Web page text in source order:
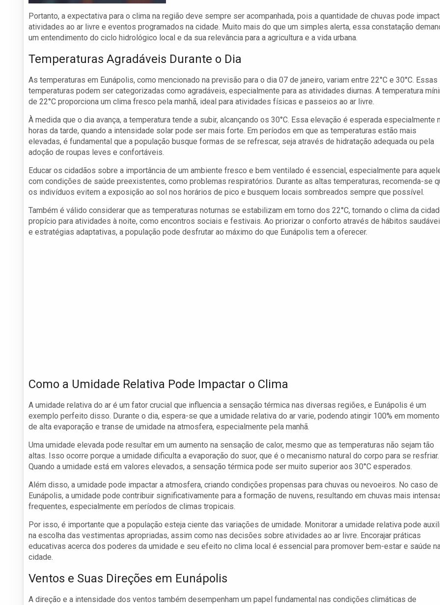
Portanto, a expectativa para o clima na região deve sempre ser acompanhada, pois a quantidade de chuvas pode
atividades ao ar livre e eventos programados na cidade. Muito mais do que um simples alerta, essa constatação
um entendimento do ciclo hidrológico local e da sua relevância para a agricultura e a vida urbana.
Temperaturas Agradáveis Durante o Dia
As temperaturas em Eunápolis, como mencionado na previsão para o dia 07 de janeiro, variam entre 22°C e 30°C. Essas
temperaturas podem ser categorizadas como agradáveis, especialmente para as atividades diurnas. A temperatura
de 22°C proporciona um clima fresco pela manhã, ideal para atividades físicas e passeios ao ar livre.
À medida que o dia avança, a temperatura tende a subir, alcançando os 30°C. Essa elevação é esperada especialmente
horas da tarde, quando a intensidade solar pode ser mais forte. Em períodos em que as temperaturas estão mais
elevadas, é fundamental que a população busque formas de se refrescar, seja através de hidratação adequada ou pela
adoção de roupas leves e confortáveis.
Educar os cidadãos sobre a importância de um ambiente fresco e bem ventilado é essencial, especialmente para
com condições de saúde preexistentes, como problemas respiratórios. Durante as altas temperaturas, recomenda-se
os indivíduos evitem a exposição ao sol nos horários de pico e busquem locais sombreados sempre que possível.
Também é válido considerar que as temperaturas noturnas se estabilizam em torno dos 22°C, tornando o clima da
propício para atividades à noite, como encontros sociais e festivais. Ao priorizar o conforto através de hábitos
e estratégias adaptativas, a população pode desfrutar ao máximo do que Eunápolis tem a oferecer.
Como a Umidade Relativa Pode Impactar o Clima
A umidade relativa do ar é um fator crucial que influencia a sensação térmica nas diversas regiões, e Eunápolis é um
exemplo perfeito disso. Durante o dia, espera-se que a umidade relativa do ar varie, podendo atingir 100% em
de alta evaporação e transe de umidade na atmosfera, especialmente pela manhã.
Uma umidade elevada pode resultar em um aumento na sensação de calor, mesmo que as temperaturas não sejam tão
altas. Isso ocorre porque a umidade dificulta a evaporação do suor, que é o mecanismo natural do corpo para se resfriar.
Quando a umidade está em valores elevados, a sensação térmica pode ser muito superior aos 30°C esperados.
Além disso, a umidade pode impactar a atmosfera, criando condições propensas para chuvas ou nevoeiros. No caso de
Eunápolis, a umidade pode contribuir significativamente para a formação de nuvens, resultando em chuvas mais
frequentes, especialmente em períodos de climas tropicais.
Por isso, é importante que a população esteja ciente das variações de umidade. Monitorar a umidade relativa pode
na escolha das vestimentas apropriadas, assim como nas decisões sobre atividades ao ar livre. Encorajar práticas
educativas acerca dos poderes da umidade e seu efeito no clima local é essencial para promover bem-estar e saúde
cidade.
Ventos e Suas Direções em Eunápolis
A direção e a intensidade dos ventos também desempenham um papel fundamental nas condições climáticas de